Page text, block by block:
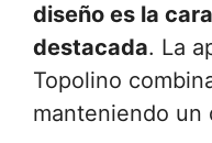
diseño es la
destacada. La
Topolino
manteniendo un